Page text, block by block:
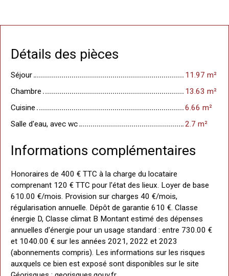
Détails des pièces
Séjour
11.97 m²
Chambre
13.63 m²
Cuisine
6.66 m²
Salle d'eau, avec wc
2.7 m²
Informations complémentaires
Honoraires de 400 € TTC à la charge du locataire
comprenant 120 € TTC pour l'état des lieux. Loyer de base
610.00 €/mois. Provision sur charges 40 €/mois,
régularisation annuelle. Dépôt de garantie 610 €. Classe
énergie D, Classe climat B Montant estimé des dépenses
annuelles d'énergie pour un usage standard : entre 730.00 €
et 1040.00 € sur les années 2021, 2022 et 2023
(abonnements compris). Les informations sur les risques
auxquels ce bien est exposé sont disponibles sur le site